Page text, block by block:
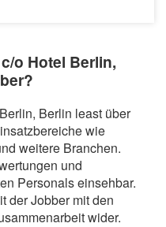
o Hotel Berlin,
Berlin least über
wie
weitere Branchen.
und
Personals einsehbar.
der Jobber mit den
wider.